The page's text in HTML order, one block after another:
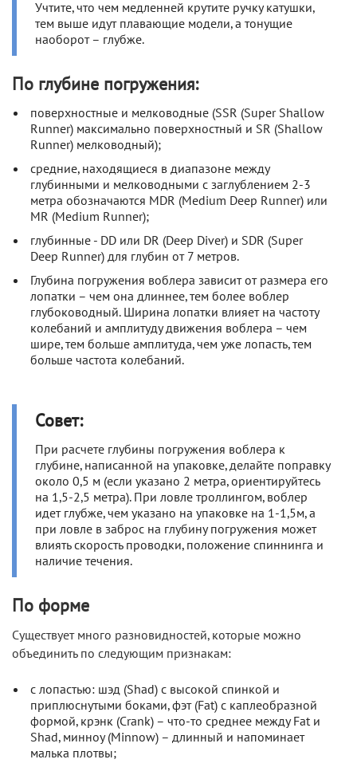
Учтите, что чем медленней крутите ручку катушки,
тем выше идут плавающие модели, а тонущие
наоборот – глубже.
По глубине погружения:
поверхностные и мелководные (SSR (Super Shallow
Runner) максимально поверхностный и SR (Shallow
Runner) мелководный);
средние, находящиеся в диапазоне между
глубинными и мелководными с заглублением 2-3
метра обозначаются MDR (Medium Deep Runner) или
MR (Medium Runner);
глубинные - DD или DR (Deep Diver) и SDR (Super
Deep Runner) для глубин от 7 метров.
Глубина погружения воблера зависит от размера его
лопатки – чем она длиннее, тем более воблер
глубоководный. Ширина лопатки влияет на частоту
колебаний и амплитуду движения воблера – чем
шире, тем больше амплитуда, чем уже лопасть, тем
больше частота колебаний.
Совет:
При расчете глубины погружения воблера к
глубине, написанной на упаковке, делайте поправку
около 0,5 м (если указано 2 метра, ориентируйтесь
на 1,5-2,5 метра). При ловле троллингом, воблер
идет глубже, чем указано на упаковке на 1-1,5м, а
при ловле в заброс на глубину погружения может
влиять скорость проводки, положение спиннинга и
наличие течения.
По форме
Существует много разновидностей, которые можно
объединить по следующим признакам:
с лопастью: шэд (Shad) с высокой спинкой и
приплюснутыми боками, фэт (Fat) с каплеобразной
формой, крэнк (Crank) – что-то среднее между Fat и
Shad, минноу (Minnow) – длинный и напоминает
малька плотвы;